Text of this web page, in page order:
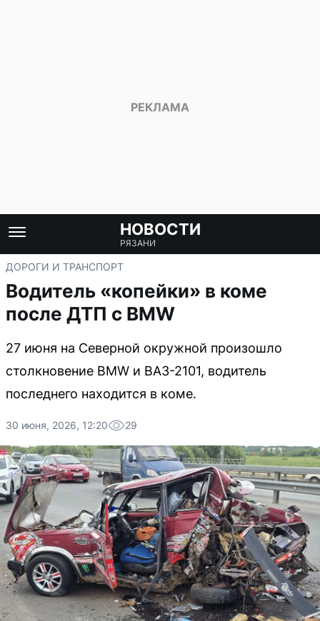
НОВОСТИ
РЯЗАНИ
ДОРОГИ И ТРАНСПОРТ
Водитель «копейки» в коме
после ДТП с BMW
27 июня на Северной окружной произошло
столкновение BMW и ВАЗ-2101, водитель
последнего находится в коме.
30 июня, 2026, 12:20 29